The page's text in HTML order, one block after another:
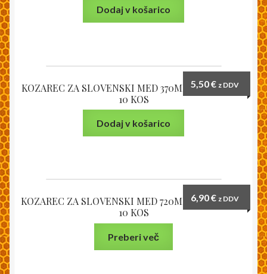
Dodaj v košarico
KOZAREC ZA SLOVENSKI MED 370ML – PAKIRANO
10 KOS
5,50€ z DDV
Dodaj v košarico
KOZAREC ZA SLOVENSKI MED 720ML – PAKIRANO
10 KOS
6,90€ z DDV
Preberi več